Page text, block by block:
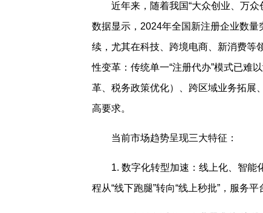
近年来，随着我国“大众创业、万
数据显示，2024年全国新注册企业数
续，尤其在科技、跨境电商、新消费等
性变革：传统单一“注册代办”模式已难
革、税务政策优化）、跨区域业务拓展
高要求。
当前市场趋势呈现三大特征：
1. 数字化转型加速：线上化、智能
程从“线下跑腿”转向“线上秒批”，服务